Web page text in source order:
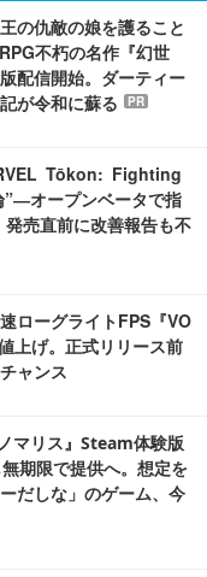
の仇敵の娘を護ること
不朽の名作『幻世
配信開始。ダーティー
が令和に蘇る
PR
Tōkon: Fighting
オープンベータで指
売直前に改善報告も不
ローグライトFPS『VO
上げ。正式リリース前
ャンス
マリス』Steam体験版
期限で提供へ。想定を
だしな」のゲーム、今